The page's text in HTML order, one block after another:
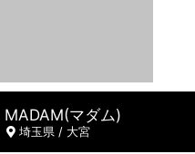
MADAM(マダム)
埼玉県 / 大宮